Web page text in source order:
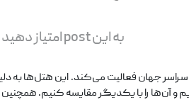
به این post امتیاز دهید
جهان فعالیت می‌کند. این هتل‌ها به
و آن‌ها را با یکدیگر مقایسه کنیم.